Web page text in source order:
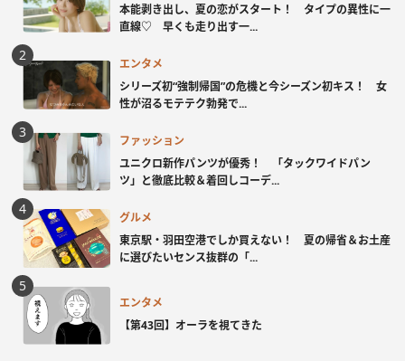
本能剥き出し、夏の恋がスタート！ タイプの異性に一
直線♡ 早くも走り出す一...
エンタメ
シリーズ初“強制帰国”の危機と今シーズン初キス！ 女
性が沼るモテテク勃発で...
ファッション
ユニクロ新作パンツが優秀！ 「タックワイドパン
ツ」と徹底比較＆着回しコーデ...
グルメ
東京駅・羽田空港でしか買えない！ 夏の帰省＆お土産
に選びたいセンス抜群の「...
エンタメ
【第43回】オーラを視てきた